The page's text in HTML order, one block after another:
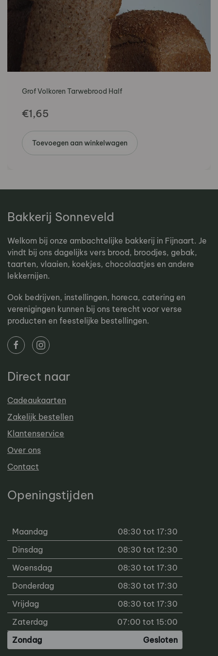
Grof Volkoren Tarwebrood Half
€1,65
Toevoegen aan winkelwagen
Bakkerij Sonneveld
Welkom bij onze ambachtelijke bakkerij in Fijnaart. Je
vindt bij ons dagelijks vers brood, broodjes, gebak,
taarten, vlaaien, koekjes, chocolaatjes en andere
lekkernijen.
Ook bedrijven, instellingen, horeca, catering en
verenigingen kunnen bij ons terecht voor verse
producten en feestelijke bestellingen.
Direct naar
Cadeaukaarten
Zakelijk bestellen
Klantenservice
Over ons
Contact
Openingstijden
Maandag
08:30 tot 17:30
Dinsdag
08:30 tot 12:30
Woensdag
08:30 tot 17:30
Donderdag
08:30 tot 17:30
Vrijdag
08:30 tot 17:30
Zaterdag
07:00 tot 15:00
Zondag
Gesloten